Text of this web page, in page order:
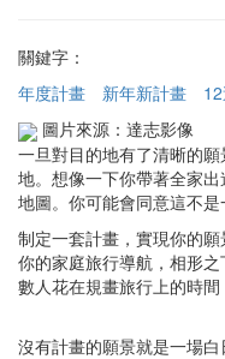
關鍵字：
年度計畫
新年新計畫
圖片來源：達志影像
一旦對目的地有了清晰的
地。想像一下你帶著全家
地圖。你可能會同意這不是
制定一套計畫，實現你的
你的家庭旅行導航，相形
數人花在規畫旅行上的時間
沒有計畫的願景就是一場白